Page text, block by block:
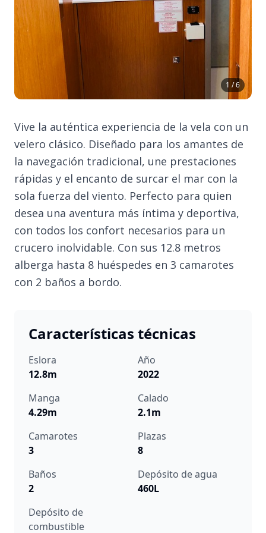
1 / 6
Vive la auténtica experiencia de la vela con un
velero clásico. Diseñado para los amantes de
la navegación tradicional, une prestaciones
rápidas y el encanto de surcar el mar con la
sola fuerza del viento. Perfecto para quien
desea una aventura más íntima y deportiva,
con todos los confort necesarios para un
crucero inolvidable. Con sus 12.8 metros
alberga hasta 8 huéspedes en 3 camarotes
con 2 baños a bordo.
Características técnicas
Eslora
12.8m
Año
2022
Manga
4.29m
Calado
2.1m
Camarotes
3
Plazas
8
Baños
2
Depósito de agua
460L
Depósito de
combustible